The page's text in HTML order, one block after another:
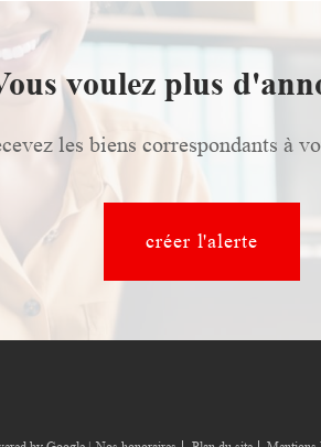
voulez plus
les biens correspondants à
créer l'alerte